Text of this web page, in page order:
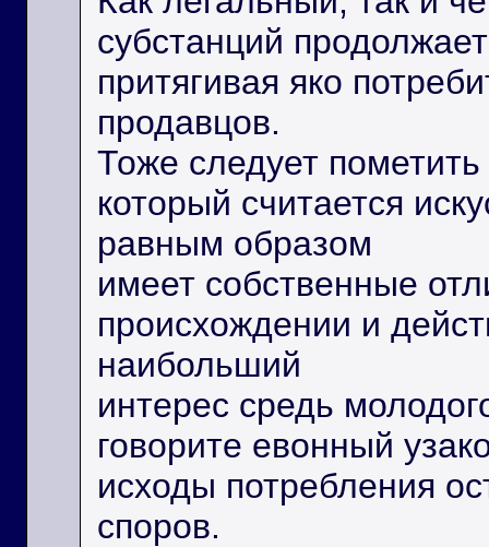
субстанций
притягивая яко
продавцов.
Тоже следует
который считается
равным образом
имеет собственные
происхождении и
наибольший
интерес средь
говорите евонный
исходы потребления
споров.